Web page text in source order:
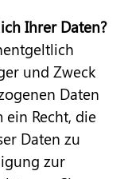
Ihrer Daten?
und Zweck
Daten
ein Recht, die
Daten zu
zur